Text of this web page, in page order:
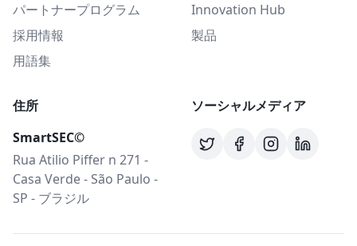
パートナープログラム
採用情報
用語集
Innovation Hub
製品
住所
SmartSEC©
Rua Atilio Piffer n 271 -
Casa Verde - São Paulo -
SP - ブラジル
ソーシャルメディア